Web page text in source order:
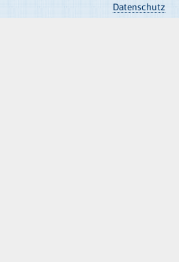
Datenschutz